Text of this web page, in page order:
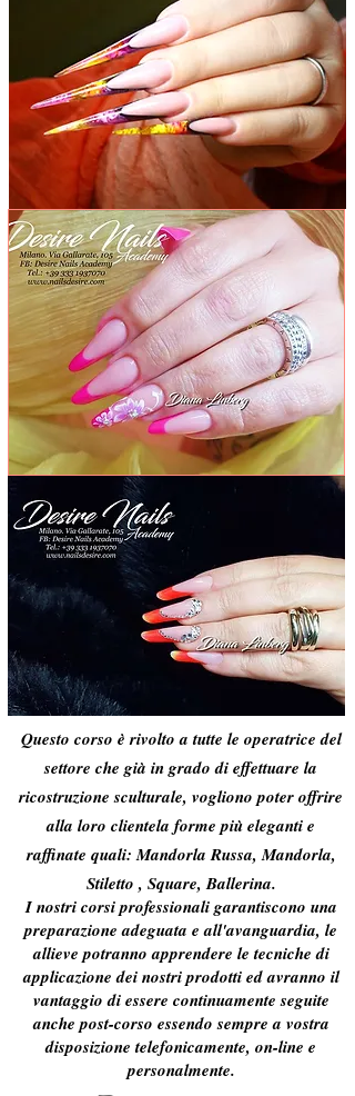
Questo corso è rivolto a tutte le operatrice del
settore che già in grado di effettuare la
ricostruzione sculturale, vogliono poter offrire
alla loro clientela forme più eleganti e
raffinate quali: Mandorla Russa, Mandorla,
Stiletto , Square, Ballerina.
I nostri corsi professionali garantiscono una
preparazione adeguata e all'avanguardia, le
allieve potranno apprendere le tecniche di
applicazione dei nostri prodotti ed avranno il
vantaggio di essere continuamente seguite
anche post-corso essendo sempre a vostra
disposizione telefonicamente, on-line e
personalmente.